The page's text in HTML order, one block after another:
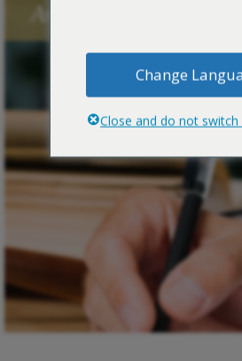
Fuentes de exposición al asbesto
Síntomas y tratamiento del asbesto
Centro de aprendizaje de asbesto
Blog de Asbestos
Asbestos Blog Tags
Change
Close and do not switch